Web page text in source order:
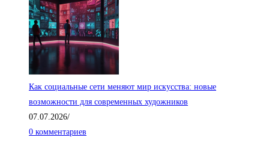
Как социальные сети меняют мир искусства: новые
возможности для современных художников
07.07.2026/
0 комментариев